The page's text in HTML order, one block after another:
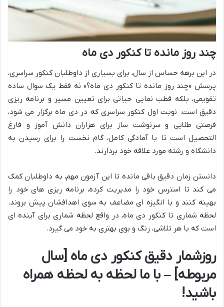
چند روز مانده تا کنکور دی ماه
در این برهه حساس از سال، برای بسیاری از داوطلبان کنکور سراسری،
پرسش «چند روز مانده تا کنکور دی ماه؟» نه فقط یک سوال ساده
تقویمی، بلکه قطب نمایی حیاتی برای تعیین مسیر و برنامه ریزی
دقیق است. نوبت اول کنکور سراسری که در دی ماه برگزار می شود،
فرصتی طلایی و سرنوشت ساز برای هزاران دانش آموز و فارغ
التحصیل است تا با آمادگی کامل، گام نخست را برای رسیدن به
دانشگاه و رشته مورد علاقه خود بردارند.
دانستن زمان دقیق باقی مانده تا این آزمون مهم، به داوطلبان کمک
می کند تا استرس خود را مدیریت کرده، برنامه ریزی های خود را
بهینه کنند و با انگیزه ای مضاعف به سوی اهدافشان پیش بروند.
لحظه شماری تا کنکور دی ماه، در واقع لحظه شماری برای آینده ای
است که با هر تلاشی، رنگ و بوی بهتری به خود می گیرد.
روزشمار دقیق کنکور دی ماه [سال
مربوطه] – با ما لحظه به لحظه همراه
باشید!